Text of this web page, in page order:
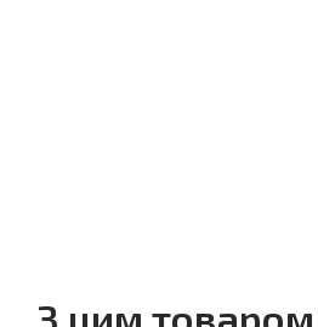
З цим